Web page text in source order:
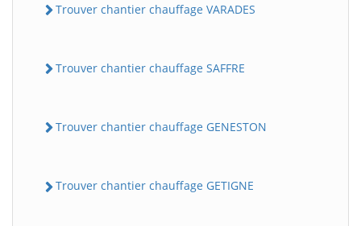
Trouver chantier chauffage VARADES
Trouver chantier chauffage SAFFRE
Trouver chantier chauffage GENESTON
Trouver chantier chauffage GETIGNE